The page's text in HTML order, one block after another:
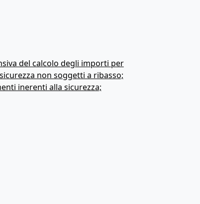
del calcolo degli importi per
non soggetti a ribasso;
inerenti alla sicurezza;